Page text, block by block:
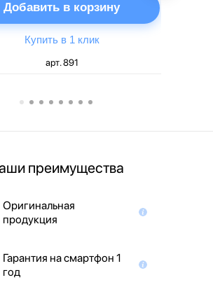
Добавить в корзину
Купить в 1 клик
арт. 891
преимущества
Оригинальная
продукция
Гарантия на смартфон 1
год